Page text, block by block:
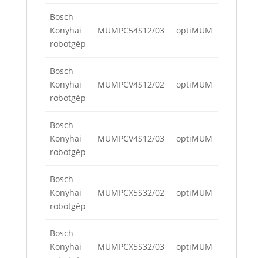
Bosch
Konyhai
robotgép
MUMPC54S12/03 optiMUM
Bosch
Konyhai
robotgép
MUMPCV4S12/02 optiMUM
Bosch
Konyhai
robotgép
MUMPCV4S12/03 optiMUM
Bosch
Konyhai
robotgép
MUMPCX5S32/02 optiMUM
Bosch
Konyhai
MUMPCX5S32/03 optiMUM